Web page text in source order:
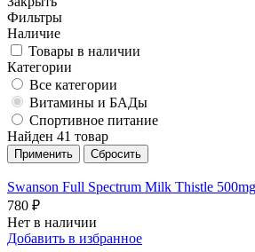
Фильтры
Наличие
Товары в наличии
Категории
Все категории
Витамины и БАДы
Спортивное питание
Найден 41 товар
Swanson Full Spectrum Milk Thistle
780 ₽
Нет в наличии
Добавить в избранное